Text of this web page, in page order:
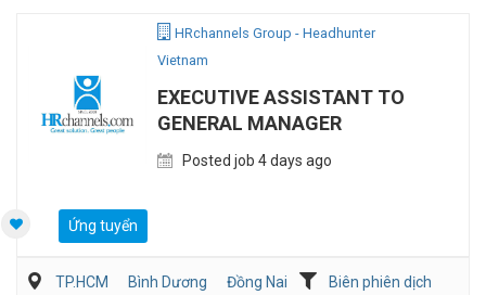
HRchannels Group - Headhunter
Vietnam
EXECUTIVE ASSISTANT TO
GENERAL MANAGER
Posted job 4 days ago
Ứng tuyển
TP.HCM Bình Dương Đồng Nai
Biên phiên dịch